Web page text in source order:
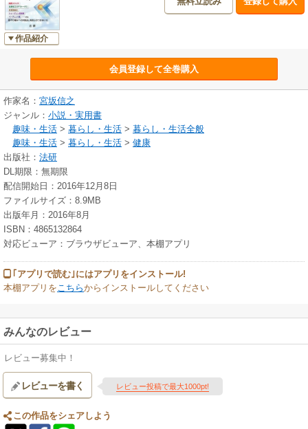
作品紹介
会員登録して全巻購入
作家名： 宮坂信之
ジャンル： 小説・実用書
趣味・生活 > 暮らし・生活 > 暮らし・生活全般
趣味・生活 > 暮らし・生活 > 健康
出版社： 法研
DL期限：無期限
配信開始日：2016年12月8日
ファイルサイズ：8.9MB
出版年月：2016年8月
ISBN：4865132864
対応ビューア：ブラウザビューア、本棚アプリ
｢アプリで読む｣にはアプリをインストール!
本棚アプリをこちらからインストールしてください
みんなのレビュー
レビュー募集中！
レビューを書く レビュー投稿で最大1000pt!
この作品をシェアしよう